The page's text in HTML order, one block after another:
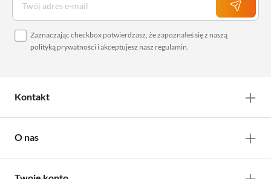
Zaznaczając checkbox potwierdzasz, że zapoznałeś się z naszą
polityką prywatności i akceptujesz nasz regulamin.
Kontakt
O nas